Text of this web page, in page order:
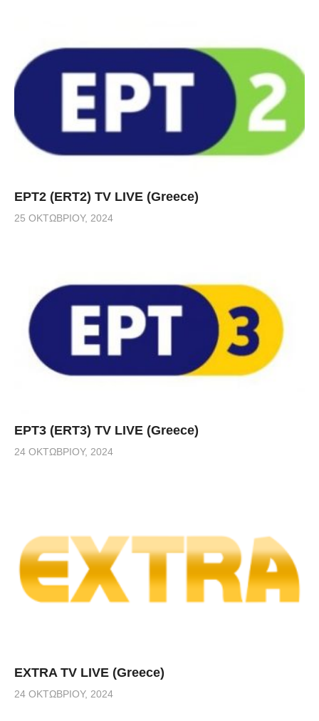
ΕΡΤ2 (ERT2) TV LIVE (Greece)
25 ΟΚΤΩΒΡΊΟΥ, 2024
ΕΡΤ3 (ERT3) TV LIVE (Greece)
24 ΟΚΤΩΒΡΊΟΥ, 2024
EXTRA TV LIVE (Greece)
24 ΟΚΤΩΒΡΊΟΥ, 2024